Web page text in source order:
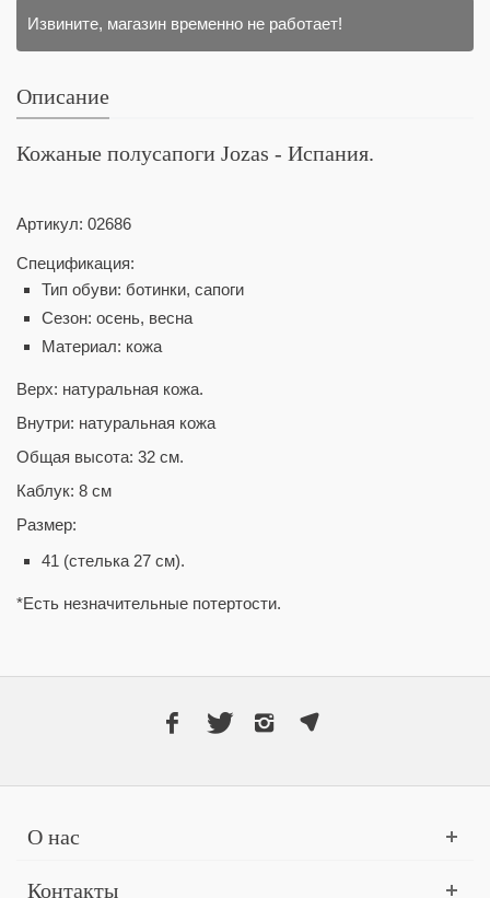
Извините, магазин временно не работает!
Описание
Кожаные полусапоги Jozas - Испания.
Артикул: 02686
Спецификация:
Тип обуви: ботинки, сапоги
Сезон: осень, весна
Материал: кожа
Верх: натуральная кожа.
Внутри: натуральная кожа
Общая высота: 32 см.
Каблук: 8 см
Размер:
41 (стелька 27 см).
*Есть незначительные потертости.
О нас
Контакты